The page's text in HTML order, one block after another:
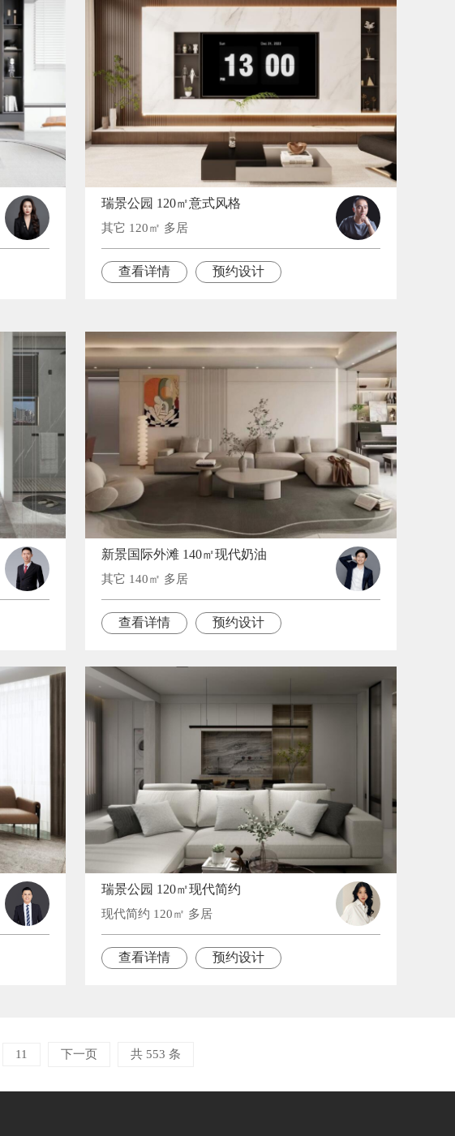
瑞景公园 120㎡意式风格
其它 120㎡ 多居
查看详情 预约设计
新景国际外滩 140㎡现代奶油
其它 140㎡ 多居
查看详情 预约设计
瑞景公园 120㎡现代简约
现代简约 120㎡ 多居
查看详情 预约设计
11 下一页 共 553 条